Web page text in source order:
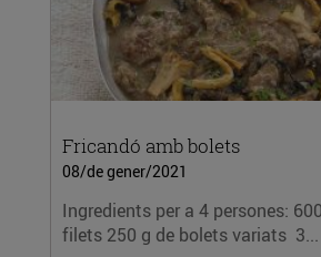
Fricandó amb bolets
08/de gener/2021
Ingredients per a 4 persones:
filets 250 g de bolets variats 3...